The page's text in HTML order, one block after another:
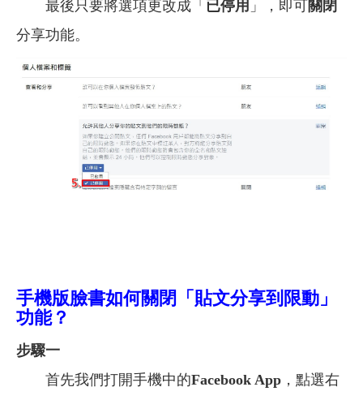
最後只要將選項更改成「 已停用 」，即可關閉
分享功能。
手機版臉書如何關閉「貼文分享到限動」
功能？
步驟一
首先我們打開手機中的Facebook App ，點選右